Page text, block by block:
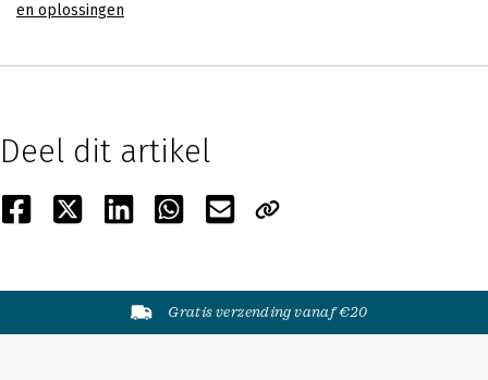
en oplossingen
Deel dit artikel
Gratis verzending vanaf €20